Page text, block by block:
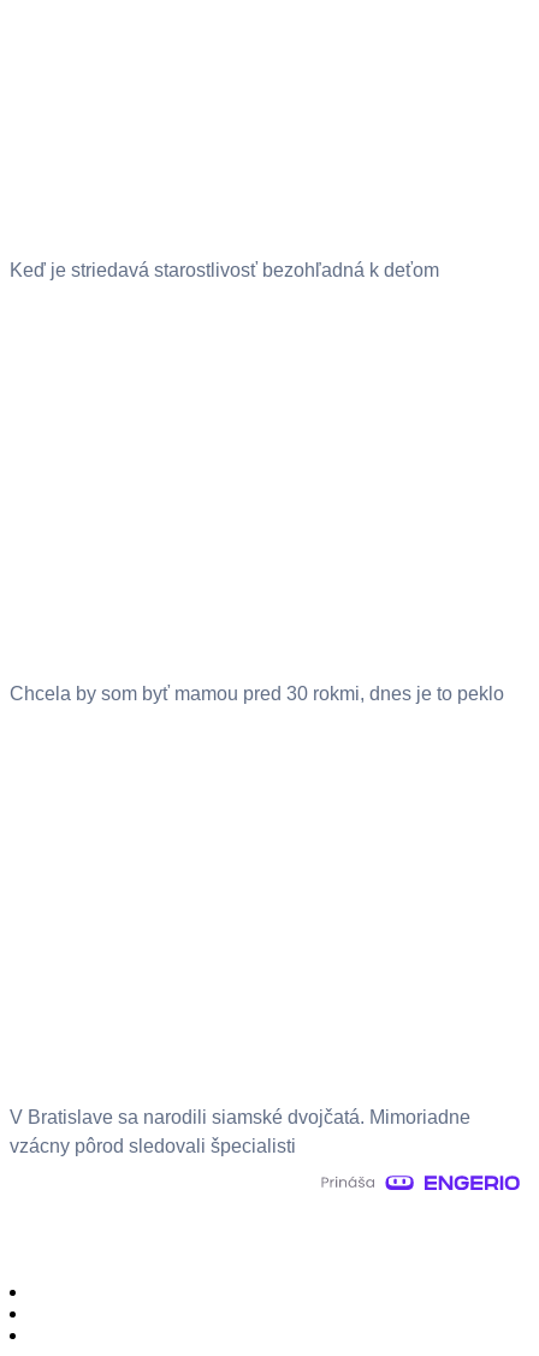
Keď je striedavá starostlivosť bezohľadná k deťom
Chcela by som byť mamou pred 30 rokmi, dnes je to peklo
V Bratislave sa narodili siamské dvojčatá. Mimoriadne
vzácny pôrod sledovali špecialisti